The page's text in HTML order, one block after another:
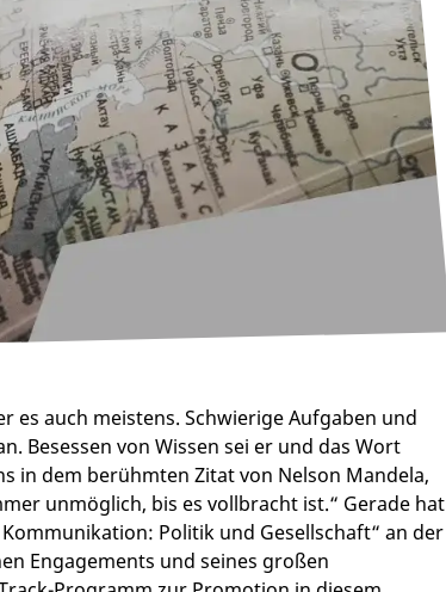
auch meistens. Schwierige Aufgaben und
Besessen von Wissen sei er und das Wort
in dem berühmten Zitat von Nelson Mandela,
unmöglich, bis es vollbracht ist.“ Gerade hat
Politik und Gesellschaft“ an der
Engagements und seines großen